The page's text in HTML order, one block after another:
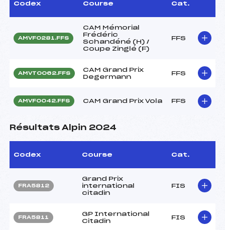
Codex Course Cat.
AMVF0281.FFS
CAM Mémorial
Frédéric
Schandéné (H) /
Coupe Zinglé (F)
FFS
AMVT0062.FFS
CAM Grand Prix
Degermann
FFS
AMVF0042.FFS CAM Grand Prix Vola FFS
Résultats Alpin 2024
Codex Course Cat.
FRA5812
Grand Prix
international
citadin
FIS
FRA5811
GP International
Citadin
FIS